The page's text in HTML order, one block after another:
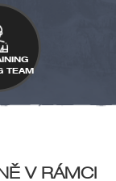
TEAM
V RÁMCI